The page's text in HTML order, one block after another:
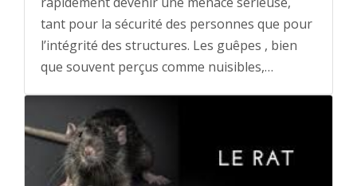
tant pour la sécurité des personnes que pour
l’intégrité des structures. Les guêpes , bien
que souvent perçus comme nuisibles,…